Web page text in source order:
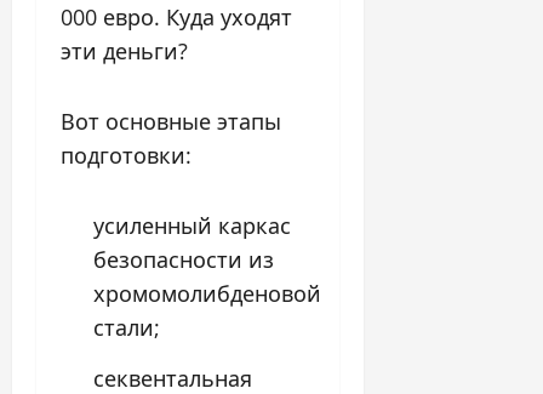
000 евро. Куда уходят
эти деньги?
Вот основные этапы
подготовки:
усиленный каркас
безопасности из
хромомолибденовой
стали;
секвентальная